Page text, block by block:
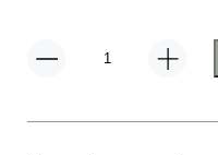
Havana